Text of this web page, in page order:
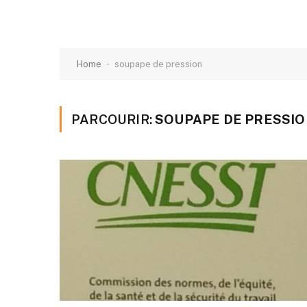
Home - soupape de pression
PARCOURIR:SOUPAPE DE